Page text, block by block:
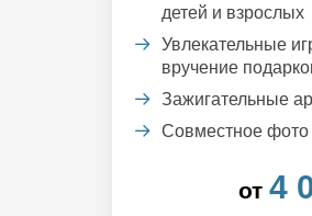
детей и взрослых
Увлекательные
вручение
Зажигательные
Совместное фото
от 4